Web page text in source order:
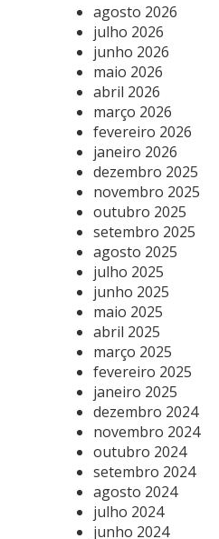
agosto 2026
julho 2026
junho 2026
maio 2026
abril 2026
março 2026
fevereiro 2026
janeiro 2026
dezembro 2025
novembro 2025
outubro 2025
setembro 2025
agosto 2025
julho 2025
junho 2025
maio 2025
abril 2025
março 2025
fevereiro 2025
janeiro 2025
dezembro 2024
novembro 2024
outubro 2024
setembro 2024
agosto 2024
julho 2024
junho 2024